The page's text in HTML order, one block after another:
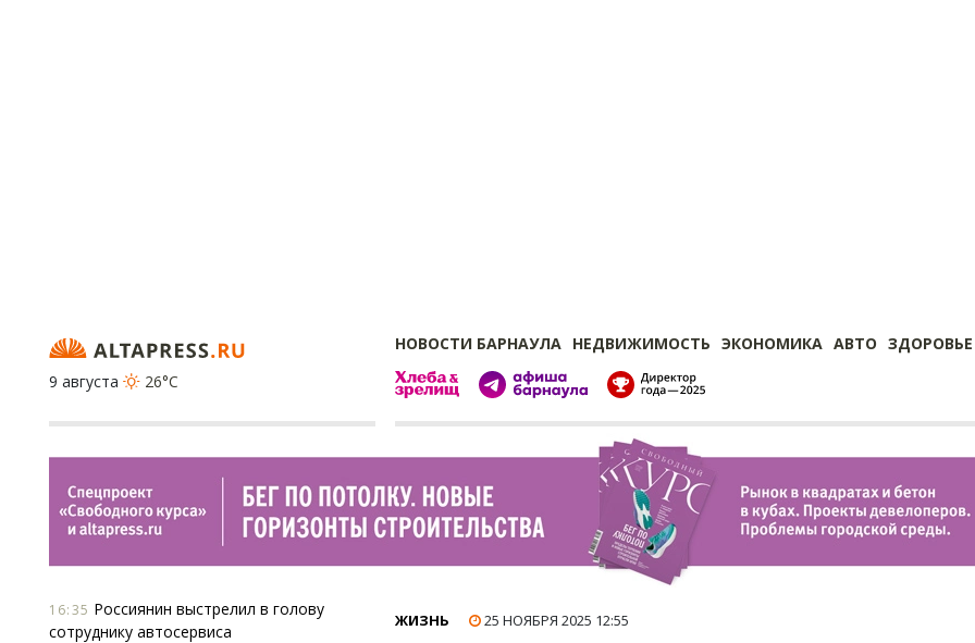
НОВОСТИ БАРНАУЛА НЕДВИЖИМОСТЬ ЭКОНОМИКА АВТО ЗДОРОВЬЕ
9 августа
26°C
16:35 Россиянин выстрелил в голову
сотруднику автосервиса
ЖИЗНЬ 25 НОЯБРЯ 2025 12:55